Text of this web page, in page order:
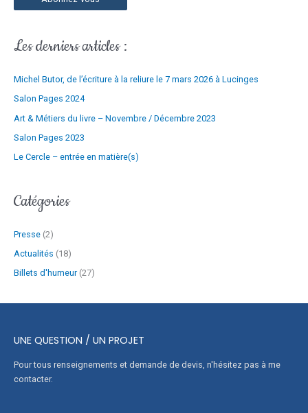
ee
-
a
i
Les derniers articles :
Michel Butor, de l’écriture à la reliure le 7 mars 2026 à Lucinges
Salon Pages 2024
Art & Métiers du livre – Novembre / Décembre 2023
Salon Pages 2023
Le Cercle – entrée en matière(s)
Catégories
Presse (2)
Actualités (18)
Billets d'humeur(27)
UNE QUESTION / UN PROJET
Pour tous renseignements et demande de devis, n'hésitez pas à me
contacter.